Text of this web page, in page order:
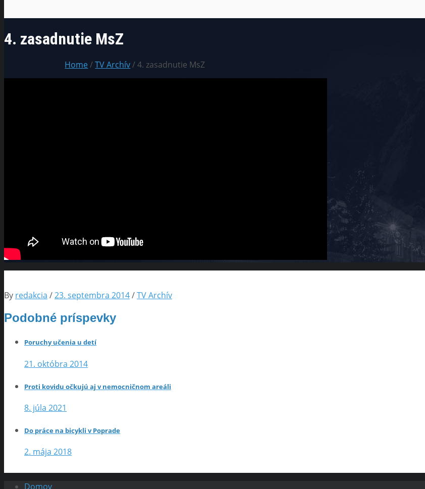
4. zasadnutie MsZ
Home/TV Archív/ 4. zasadnutie MsZ
By redakcia /23. septembra 2014/TV Archív
Podobné príspevky
Poruchy učenia u detí
21. októbra 2014
Proti kovidu očkujú aj v nemocničnom areáli
8. júla 2021
Do práce na bicykli v Poprade
2. mája 2018
Domov